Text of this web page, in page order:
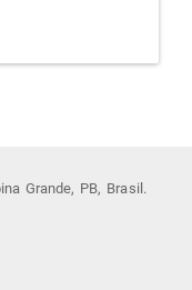
Grande, PB, Brasil.